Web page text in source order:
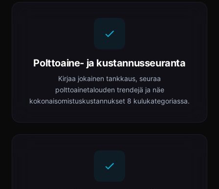
Polttoaine- ja kustannusseuranta
Kirjaa jokainen tankkaus, seuraa
polttoainetalouden trendejä ja näe
kokonaisomistuskustannukset 8 kulukategoriassa.